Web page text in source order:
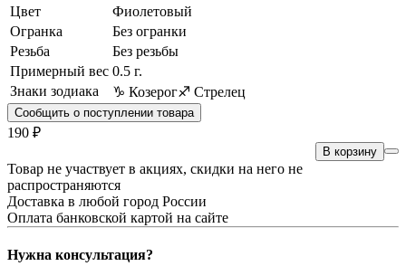
Цвет
Фиолетовый
Огранка
Без огранки
Резьба
Без резьбы
Примерный вес 0.5 г.
Знаки зодиака
♑ Козерог♐ Стрелец
Сообщить о поступлении товара
190 ₽
В корзину
Товар не участвует в акциях, скидки на него не
распространяются
Доставка в любой город России
Оплата банковской картой на сайте
Нужна консультация?